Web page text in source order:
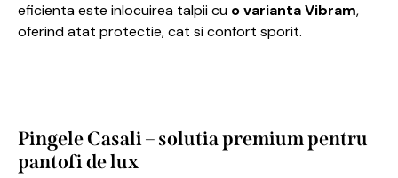
eficienta este inlocuirea talpii cu o varianta Vibram,
oferind atat protectie, cat si confort sporit.
Pingele Casali – solutia premium pentru
pantofi de lux